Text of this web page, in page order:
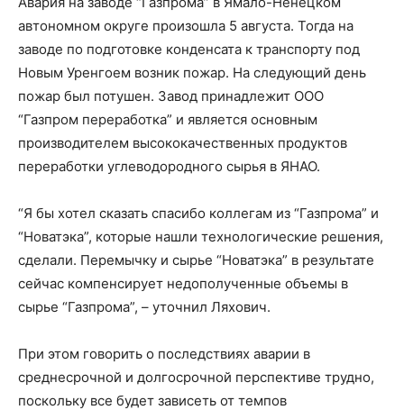
автономном округе произошла 5 августа. Тогда на
заводе по подготовке конденсата к транспорту под
Новым Уренгоем возник пожар. На следующий день
пожар был потушен. Завод принадлежит ООО
“Газпром переработка” и является основным
производителем высококачественных продуктов
переработки углеводородного сырья в ЯНАО.
“Я бы хотел сказать спасибо коллегам из “Газпрома” и
“Новатэка”, которые нашли технологические решения,
сделали. Перемычку и сырье “Новатэка” в результате
сейчас компенсирует недополученные объемы в
сырье “Газпрома”, – уточнил Ляхович.
При этом говорить о последствиях аварии в
среднесрочной и долгосрочной перспективе трудно,
поскольку все будет зависеть от темпов